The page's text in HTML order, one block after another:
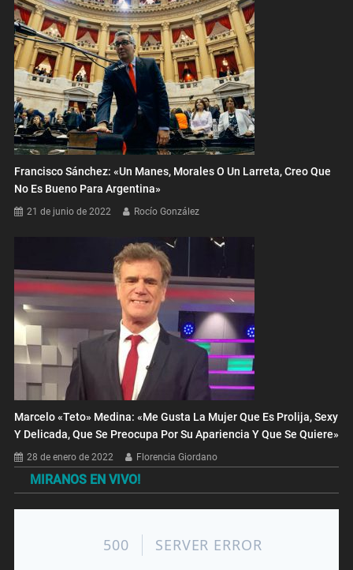
Francisco Sánchez: «Un Manes, Morales O Un Larreta, Creo Que
No Es Bueno Para Argentina»
21 de junio de 2022 Rocío González
Marcelo «Teto» Medina: «Me Gusta La Mujer Que Es Prolija, Sexy
Y Delicada, Que Se Preocupa Por Su Apariencia Y Que Se Quiere»
28 de enero de 2022 Florencia Giordano
MIRANOS EN VIVO!